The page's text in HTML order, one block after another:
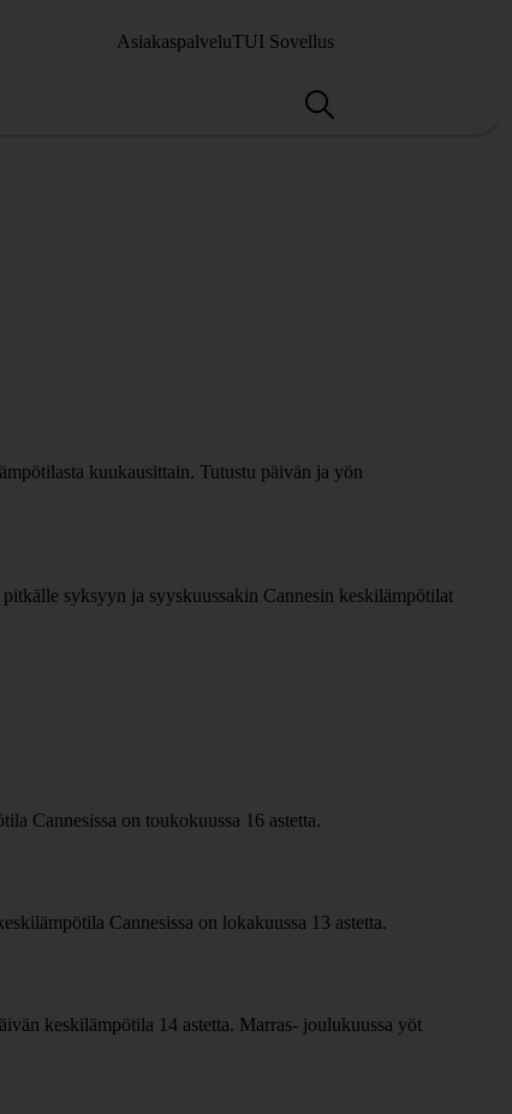
AsiakaspalveluTUI Sovellus
kuukausittain. Tutustu päivän ja yön
syksyyn ja syyskuussakin Cannesin keskilämpötilat
Cannesissa on toukokuussa 16 astetta.
Cannesissa on lokakuussa 13 astetta.
keskilämpötila 14 astetta. Marras- joulukuussa yöt